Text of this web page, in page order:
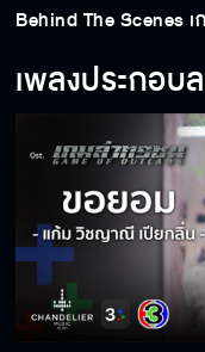
Behind The Scenes
เพลงประกอบ